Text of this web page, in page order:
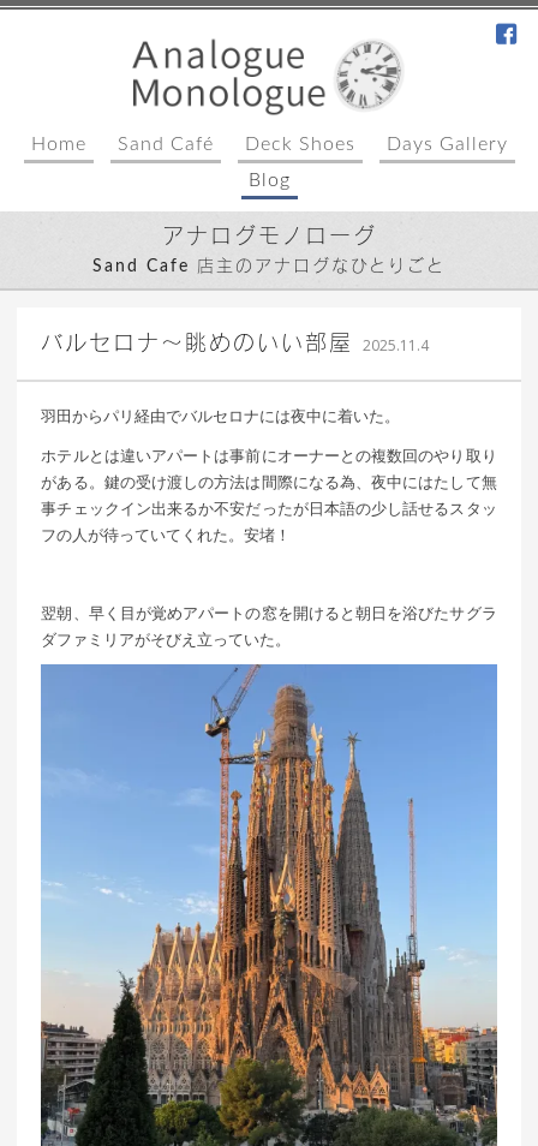
Home Sand Café Deck Shoes
Days Gallery
Blog
アナログモノローグ
Sand Cafe 店主のアナログなひとりごと
バルセロナ〜眺めのいい部屋 2025.11.4込山 敏郎
羽田からパリ経由でバルセロナには夜中に着いた。
ホテルとは違いアパートは事前にオーナーとの複数回のやり取り
がある。鍵の受け渡しの方法は間際になる為、夜中にはたして無
事チェックイン出来るか不安だったが日本語の少し話せるスタッ
フの人が待っていてくれた。安堵！
翌朝、早く目が覚めアパートの窓を開けると朝日を浴びたサグラ
ダファミリアがそびえ立っていた。